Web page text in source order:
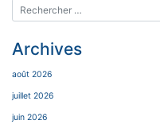
Archives
août 2026
juillet 2026
juin 2026